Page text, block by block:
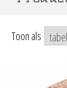
Toon als